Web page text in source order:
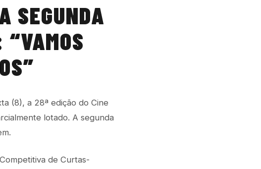
SEGUNDA
(8), a 28ª edição do Cine
lotado. A segunda
de Curtas-